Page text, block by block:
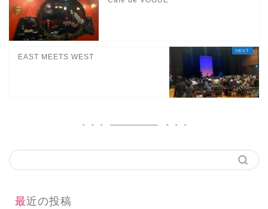
EAST MEETS WEST
最近の投稿